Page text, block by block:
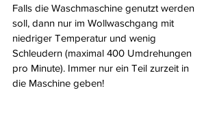
Falls die Waschmaschine genutzt werden
soll, dann nur im Wollwaschgang mit
niedriger Temperatur und wenig
Schleudern (maximal 400 Umdrehungen
pro Minute). Immer nur ein Teil zurzeit in
die Maschine geben!